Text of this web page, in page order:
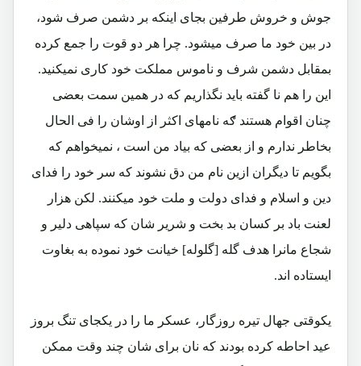
جوش و خروش طرفین بجای اینکه بر دشمن صرف شود،
در بین خود ما صرف میشود. چرا هر دو قوت را جمع کرده
بمقابل دشمن شرف و ناموس مملکت خود کاری نمیکنید.
این را هم نا گفته باید نگذاریم که در همین سمت بعضی
چنان اقوام هستند ګه نامهای اکثر از اوشان را فی الحال
بخاطر ندارم و از بعضی که بیاد من است ، نمیخواهم که
بگویم تا دیگران ازین نام من دق نشوند که سر خود را فدای
دین و اسلام و فدای دولت و ملت خود میکنند. لکن هزار
لعنت باد بر کسان بد بخت و شریر شان که سپاهی دلیر و
شجاع مانرا هدف گله [گلوله] خیانت خود نموده به بغاوت
ایستاده اند.
یکوقتی جهال تیره روزگار، عسکر ما را در یکجای تنگ بروز
عید احاطه کرده بودند که نان برای شان چند وقت ممکن